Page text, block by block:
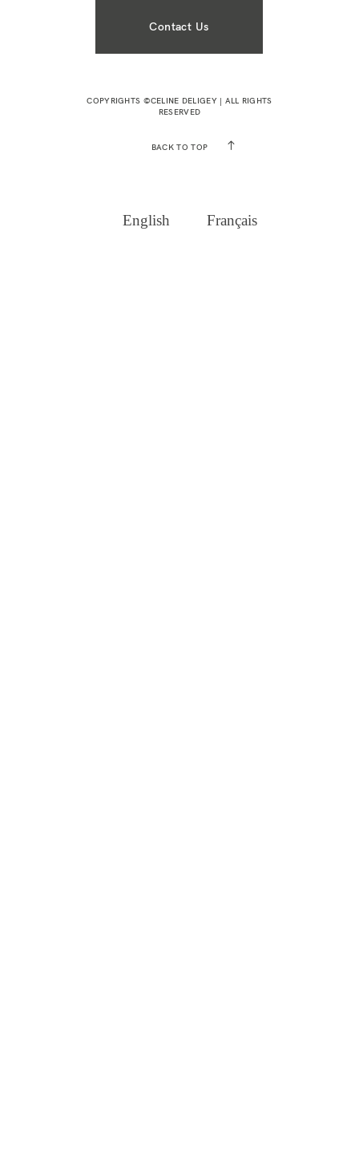
Contact Us
COPYRIGHTS ©CELINE DELIGEY | ALL RIGHTS
RESERVED
BACK TO TOP
English Français